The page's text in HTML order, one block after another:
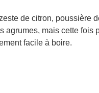
de citron, poussière
agrumes, mais cette fois
facile à boire.